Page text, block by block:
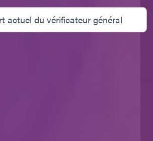
actuel du vérificateur général